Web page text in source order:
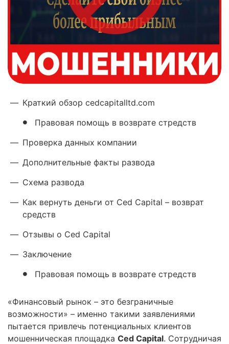
— Краткий обзор cedcapitalltd.com
Правовая помощь в возврате стредств
— Проверка данных компании
— Дополнительные факты развода
— Схема развода
— Как вернуть деньги от Ced Capital – возврат
средств
— Отзывы о Ced Capital
— Заключение
Правовая помощь в возврате стредств
«Финансовый рынок – это безграничные
возможности» – именно такими заявлениями
пытается привлечь потенциальных клиентов
мошенническая площадка Ced Capital. Сотрудничая